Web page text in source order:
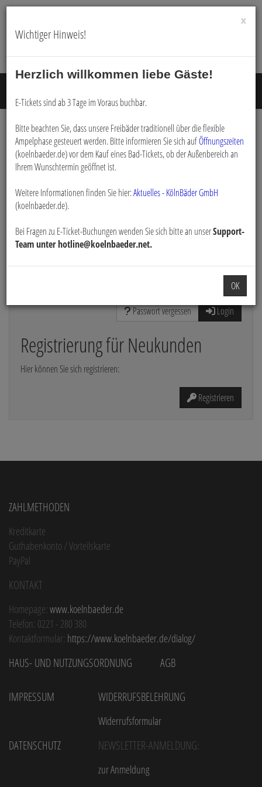
Login
Bitte loggen Sie sich mit dem untenstehenden Formular ein.
E-Mail:*
Passwort:*
Die mit * gekennzeichneten Felder sind Pflichtfelder
Passwort vergessen
Login
Registrierung für Neukunden
Hier können Sie sich registrieren:
Registrieren
Zahlmethoden
Kreditkarte
Guthabenkonto / Vorteilskarte
PayPal
Kontakt
Homepage: www.koelnbaeder.de
Telefon: 0221 - 280 380
Kontaktformular: https://www.koelnbaeder.de/dialog/
Haus- und Nutzungsordnung AGB
Impressum Widerrufsbelehrung
Widerrufsformular
Datenschutz Newsletter-Anmeldung:
zur Anmeldung
×
Wichtiger Hinweis!
Herzlich willkommen liebe Gäste!
E-Tickets sind ab 3 Tage im Voraus buchbar.
Bitte beachten Sie, dass unsere Freibäder traditionell über die flexible
Ampelphase gesteuert werden. Bitte informieren Sie sich aufÖffnungszeiten
(koelnbaeder.de) vor dem Kauf eines Bad-Tickets, ob der Außenbereich an
Ihrem Wunschtermin geöffnet ist.
Weitere Informationen finden Sie hier:Aktuelles - KölnBäder GmbH
(koelnbaeder.de).
Bei Fragen zu E-Ticket-Buchungen wenden Sie sich bitte an unserSupport-
Team unter hotline@koelnbaeder.net.
OK